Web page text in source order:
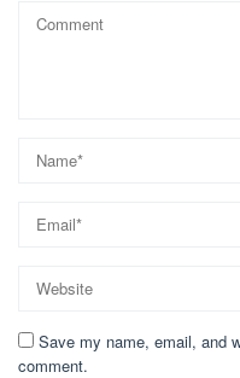
Save my name, email, and
comment.